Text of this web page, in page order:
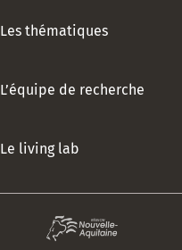
Les thématiques
L’équipe de recherche
Le living lab